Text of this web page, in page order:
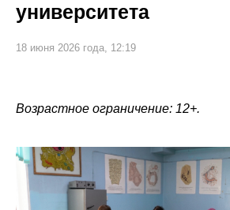
университета
18 июня 2026 года, 12:19
Возрастное ограничение: 12+.